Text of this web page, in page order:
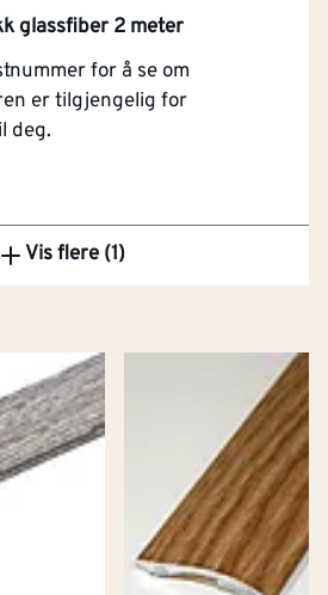
glassfiber 2 meter
for å se om
er tilgjengelig for
deg.
Vis flere (1)